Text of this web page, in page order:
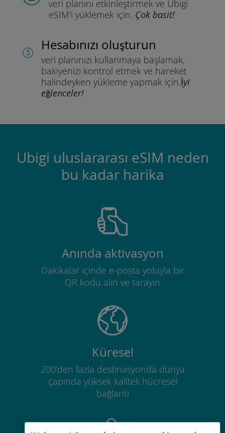
veri planını etkinleştirmek ve Ubigi
eSIM'i yüklemek için. Çok basit!
Hesabınızı oluşturun
veri planınızı kullanmaya başlamak,
bakiyenizi kontrol etmek ve hareket
halindeyken yükleme yapmak için.İyi
eğlenceler!
Ubigi uluslararası eSIM neden
bu kadar harika
Anında aktivasyon
Dakikalar içinde e-posta yoluyla bir
QR kodu alın ve tarayın
Küresel
200'den fazla destinasyonda dünya
çapında yüksek kaliteli hücresel
bağlantı